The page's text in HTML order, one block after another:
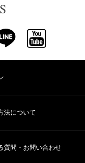
法について
質問・お問い合わせ